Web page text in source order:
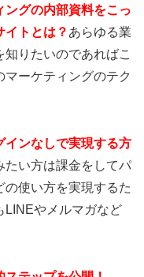
ングの内部資料をこっ
イトとは？ あらゆる業
りたいのであればこ
ーケティングのテク
インなしで実現する方
たい方は課金をしてパ
の使い方を実現するた
LINEやメルマガなど